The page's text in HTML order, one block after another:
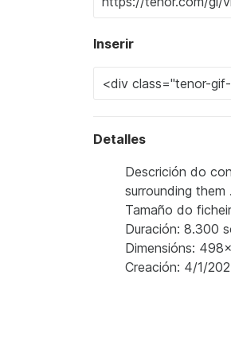
Inserir
Detalles
Descrición do
surrounding them .
Tamaño do
Duración: 8.300
Dimensións:
Creación: 4/1/